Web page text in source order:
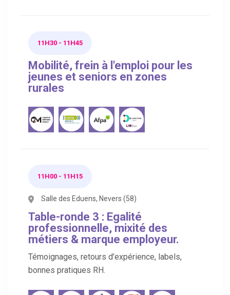
11H30 - 11H45
Mobilité, frein à l'emploi pour les
jeunes et seniors en zones
rurales
11H00 - 11H15
Salle des Eduens, Nevers (58)
Table-ronde 3 : Egalité
professionnelle, mixité des
métiers & marque employeur.
Témoignages, retours d’expérience, labels,
bonnes pratiques RH.